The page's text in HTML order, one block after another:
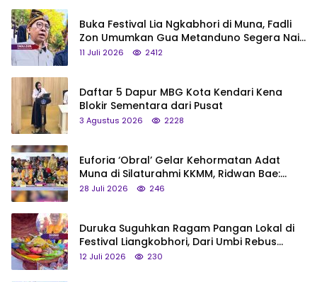
Buka Festival Lia Ngkabhori di Muna, Fadli
Zon Umumkan Gua Metanduno Segera Naik
Status Jadi Cagar Budaya Nasional
11 Juli 2026 2412
Daftar 5 Dapur MBG Kota Kendari Kena
Blokir Sementara dari Pusat
3 Agustus 2026 2228
Euforia ‘Obral’ Gelar Kehormatan Adat
Muna di Silaturahmi KKMM, Ridwan Bae:
Saya Bukan Tipe Begitu, Belum Pantas!
28 Juli 2026 246
Duruka Suguhkan Ragam Pangan Lokal di
Festival Liangkobhori, Dari Umbi Rebus
hingga Tumpeng Beras Muna
12 Juli 2026 230